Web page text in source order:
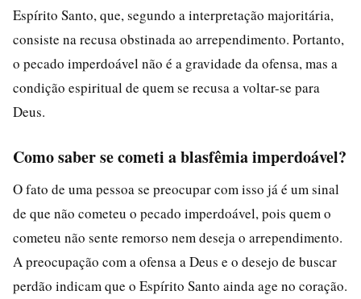
Espírito Santo, que, segundo a interpretação majoritária,
consiste na recusa obstinada ao arrependimento. Portanto,
o pecado imperdoável não é a gravidade da ofensa, mas a
condição espiritual de quem se recusa a voltar-se para
Deus.
Como saber se cometi a blasfêmia imperdoável?
O fato de uma pessoa se preocupar com isso já é um sinal
de que não cometeu o pecado imperdoável, pois quem o
cometeu não sente remorso nem deseja o arrependimento.
A preocupação com a ofensa a Deus e o desejo de buscar
perdão indicam que o Espírito Santo ainda age no coração.